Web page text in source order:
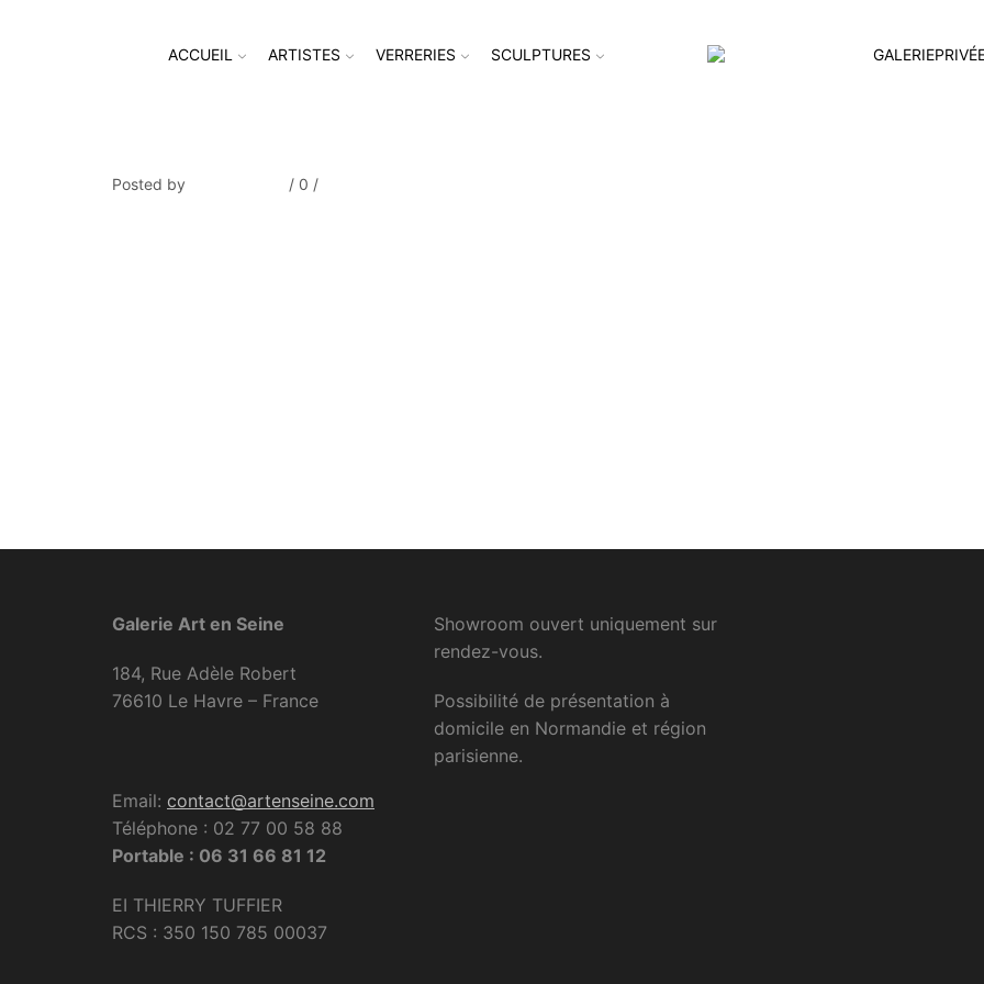
ACCUEIL ARTISTES VERRERIES SCULPTURES
Posted by / 0 /
Galerie Art en Seine
184, Rue Adèle Robert
76610 Le Havre – France
Email: contact@artenseine.com
Téléphone : 02 77 00 58 88
Portable : 06 31 66 81 12
EI THIERRY TUFFIER
RCS : 350 150 785 00037
Showroom ouvert uniquement sur
rendez-vous.
Possibilité de présentation à
domicile en Normandie et région
parisienne.